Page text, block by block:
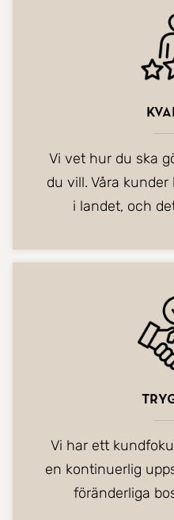
Vi vet hur du ska
du vill. Våra
i landet, och
Vi har ett
en kontinuerlig
föränderliga